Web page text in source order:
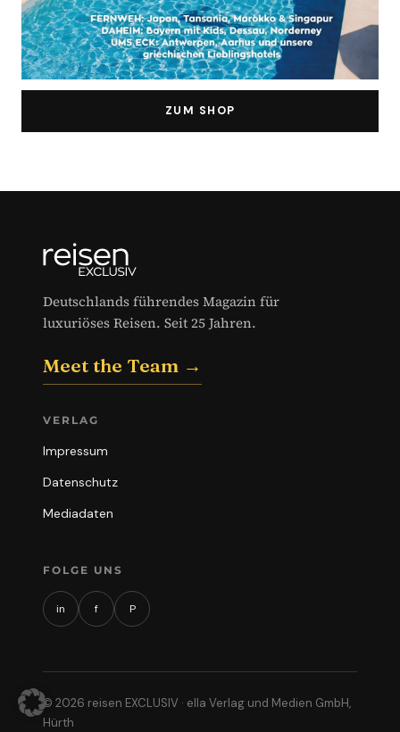
ZUM SHOP
Deutschlands führendes Magazin für
luxuriöses Reisen. Seit 25 Jahren.
Meet the Team →
VERLAG
Impressum
Datenschutz
Mediadaten
FOLGE UNS
in f P
© 2026 reisen EXCLUSIV · ella Verlag und Medien GmbH,
Hürth